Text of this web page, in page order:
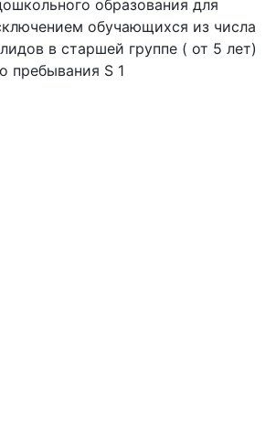
образования для
обучающихся из числа
в старшей группе ( от 5 лет)
пребывания S 1